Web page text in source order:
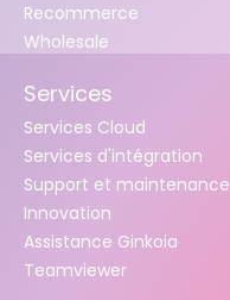
Recommerce
Wholesale
Services
Services Cloud
Services d'intégration
Support et maintenance
Innovation
Assistance Ginkoia
Teamviewer